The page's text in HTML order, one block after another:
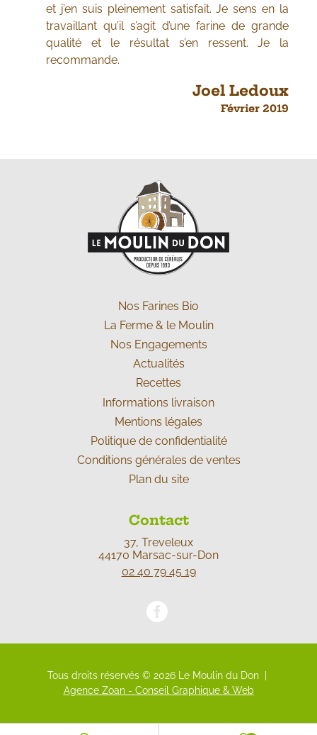
et j’en suis pleinement satisfait. Je sens en la
travaillant qu’il s’agit d’une farine de grande
qualité et le résultat s’en ressent. Je la
recommande.
Joel Ledoux
Février 2019
Nos Farines Bio
La Ferme & le Moulin
Nos Engagements
Actualités
Recettes
Informations livraison
Mentions légales
Politique de confidentialité
Conditions générales de ventes
Plan du site
Contact
37, Treveleux
44170 Marsac-sur-Don
02 40 79 45 19
Tous droits réservés © 2026 Le Moulin du Don |
Agence Zoan - Conseil Graphique & Web